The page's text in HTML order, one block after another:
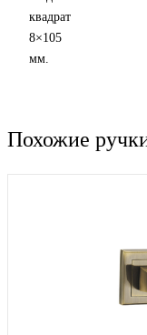
квадрат
8×105
мм.
Похожие